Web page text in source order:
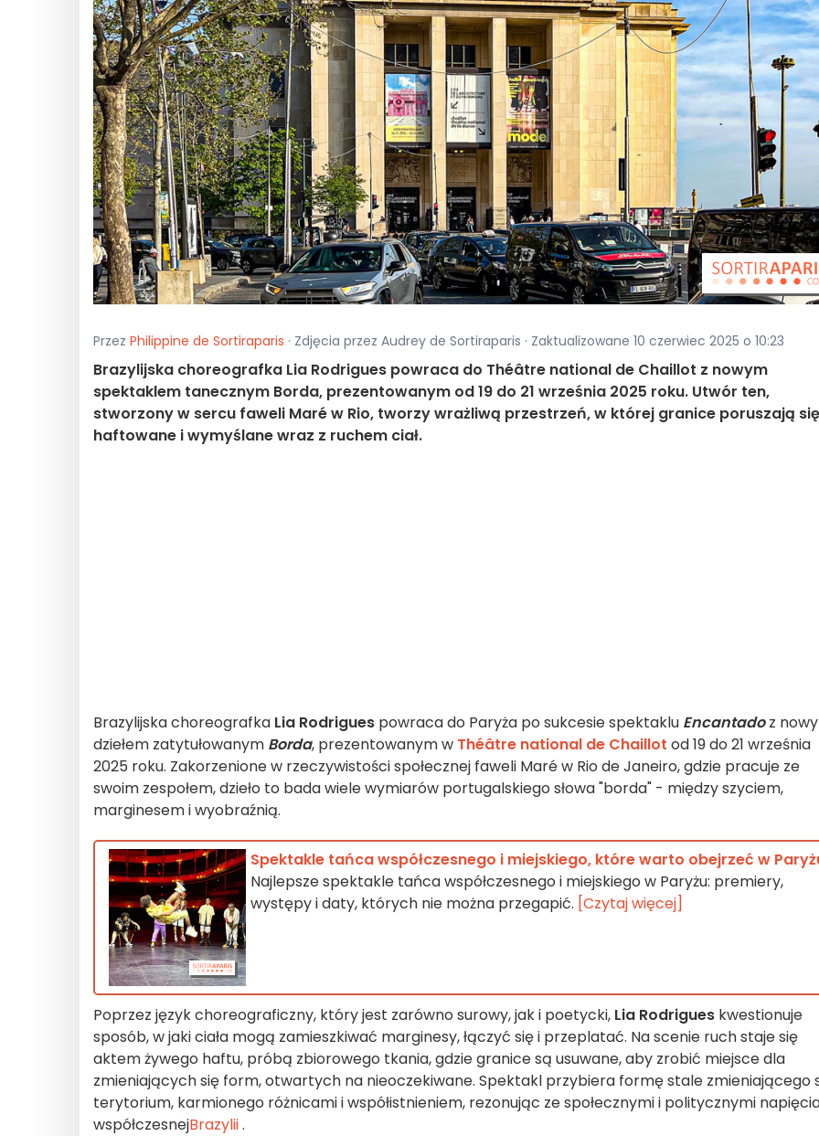
Przez Philippine de Sortiraparis · Zdjęcia przez Audrey de Sortiraparis · Zaktualizowane 10 czerwiec 2025 o 10:23
Brazylijska choreografka Lia Rodrigues powraca do Théâtre national de Chaillot z nowym
spektaklem tanecznym Borda, prezentowanym od 19 do 21 września 2025 roku. Utwór ten,
stworzony w sercu faweli Maré w Rio, tworzy wrażliwą przestrzeń, w której granice poruszają
haftowane i wymyślane wraz z ruchem ciał.
Brazylijska choreografka Lia Rodrigues powraca do Paryża po sukcesie spektaklu Encantadoz
dziełem zatytułowanym Borda, prezentowanym w Théâtre national de Chaillot od 19 do 21 września
2025 roku. Zakorzenione w rzeczywistości społecznej faweli Maré w Rio de Janeiro, gdzie pracuje ze
swoim zespołem, dzieło to bada wiele wymiarów portugalskiego słowa "borda" - między szyciem,
marginesem i wyobraźnią.
Spektakle tańca współczesnego i miejskiego, które warto obejrzeć w
Najlepsze spektakle tańca współczesnego i miejskiego w Paryżu: premiery,
występy i daty, których nie można przegapić. [Czytaj więcej]
Poprzez język choreograficzny, który jest zarówno surowy, jak i poetycki, Lia Rodrigues kwestionuje
sposób, w jaki ciała mogą zamieszkiwać marginesy, łączyć się i przeplatać. Na scenie ruch staje się
aktem żywego haftu, próbą zbiorowego tkania, gdzie granice są usuwane, aby zrobić miejsce dla
zmieniających się form, otwartych na nieoczekiwane. Spektakl przybiera formę stale zmieniającego
terytorium, karmionego różnicami i współistnieniem, rezonując ze społecznymi i politycznymi
współczesnejBrazylii.